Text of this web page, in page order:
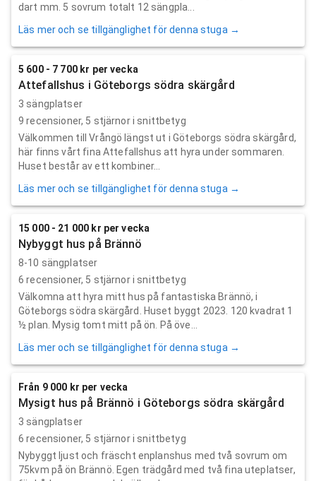
dart mm. 5 sovrum totalt 12 sängpla...
Läs mer och se tillgänglighet för denna stuga →
5 600 - 7 700 kr per vecka
Attefallshus i Göteborgs södra skärgård
3 sängplatser
9 recensioner, 5 stjärnor i snittbetyg
Välkommen till Vrångö längst ut i Göteborgs södra skärgård,
här finns vårt fina Attefallshus att hyra under sommaren.
Huset består av ett kombiner...
Läs mer och se tillgänglighet för denna stuga →
15 000 - 21 000 kr per vecka
Nybyggt hus på Brännö
8-10 sängplatser
6 recensioner, 5 stjärnor i snittbetyg
Välkomna att hyra mitt hus på fantastiska Brännö, i
Göteborgs södra skärgård. Huset byggt 2023. 120 kvadrat 1
½ plan. Mysig tomt mitt på ön. På öve...
Läs mer och se tillgänglighet för denna stuga →
Från 9 000 kr per vecka
Mysigt hus på Brännö i Göteborgs södra skärgård
3 sängplatser
6 recensioner, 5 stjärnor i snittbetyg
Nybyggt ljust och fräscht enplanshus med två sovrum om
75kvm på ön Brännö. Egen trädgård med två fina uteplatser,